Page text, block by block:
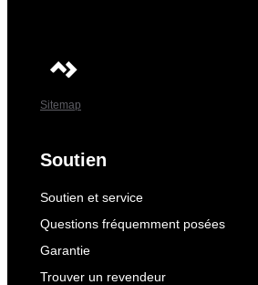
Sitemap
Soutien
Soutien et service
Questions fréquemment posées
Garantie
Trouver un revendeur